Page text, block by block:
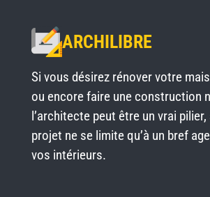
ARCHILIBRE
Si vous désirez rénover votre
ou encore faire une construction
l’architecte peut être un vrai
projet ne se limite qu’à un bref
vos intérieurs.